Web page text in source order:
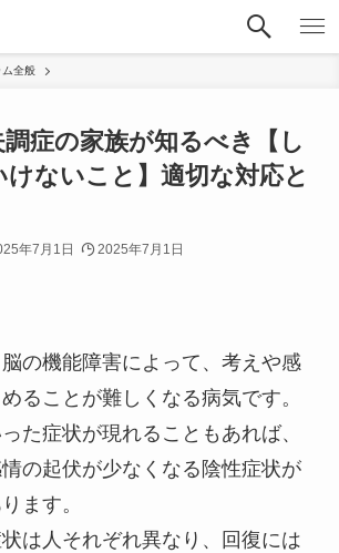
ム全般
調症の家族が知るべき【し
けないこと】適切な対応と
年7月1日 2025年7月1日
の機能障害によって、考えや感
ることが難しくなる病気です。
た症状が現れることもあれば、
の起伏が少なくなる陰性症状が
ます。
は人それぞれ異なり、回復には